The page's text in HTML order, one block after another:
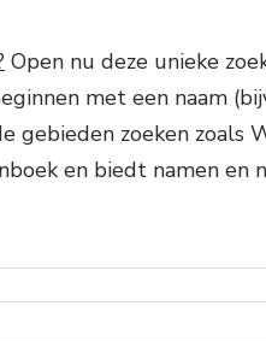
Open nu deze unieke
met een naam
gebieden zoeken
en biedt namen en